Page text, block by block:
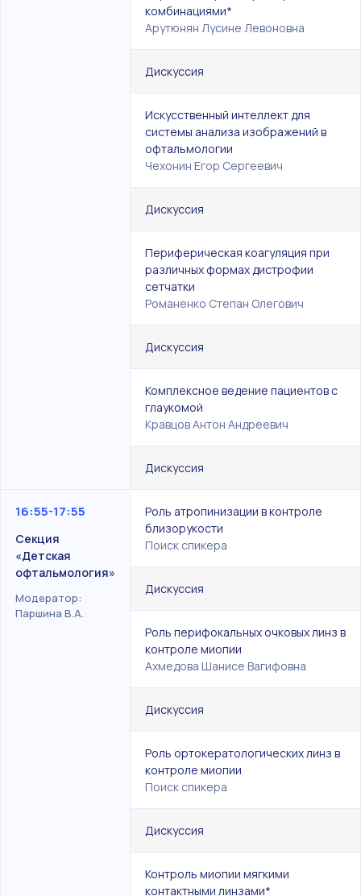
комбинациями*
Арутюнян Лусине Левоновна
Дискуссия
Искусственный интеллект для
системы анализа изображений в
офтальмологии
Чехонин Егор Сергеевич
Дискуссия
Периферическая коагуляция при
различных формах дистрофии
сетчатки
Романенко Степан Олегович
Дискуссия
Комплексное ведение пациентов с
глаукомой
Кравцов Антон Андреевич
Дискуссия
16:55-17:55
Секция
«Детская
офтальмология»
Модератор:
Паршина В.А.
Роль атропинизации в контроле
близорукости
Поиск спикера
Дискуссия
Роль перифокальных очковых линз в
контроле миопии
Ахмедова Шанисе Вагифовна
Дискуссия
Роль ортокератологических линз в
контроле миопии
Поиск спикера
Дискуссия
Контроль миопии мягкими
контактными линзами*